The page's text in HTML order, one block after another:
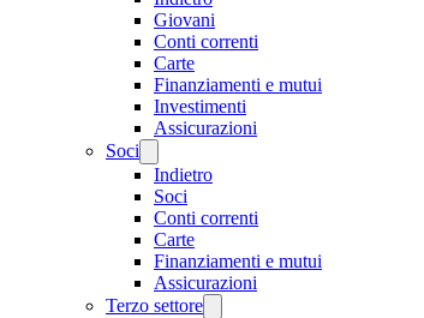
Giovani
Conti correnti
Carte
Finanziamenti e mutui
Investimenti
Assicurazioni
Soci
Indietro
Soci
Conti correnti
Carte
Finanziamenti e mutui
Assicurazioni
Terzo settore